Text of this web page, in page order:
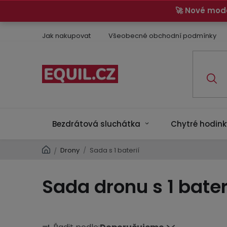
🚀 Nové
Jak nakupovat Všeobecné obchodní podmínky
Bezdrátová sluchátka Chytré
Domů
/ Drony / Sada s 1 baterií
Sada dronu s 1
Ř